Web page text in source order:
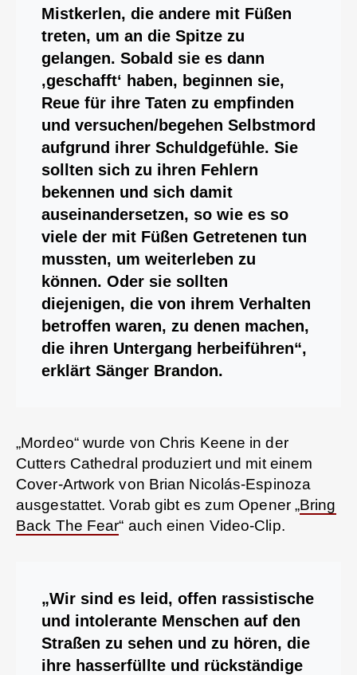
Mistkerlen, die andere mit Füßen
treten, um an die Spitze zu
gelangen. Sobald sie es dann
‚geschafft‘ haben, beginnen sie,
Reue für ihre Taten zu empfinden
und versuchen/begehen Selbstmord
aufgrund ihrer Schuldgefühle. Sie
sollten sich zu ihren Fehlern
bekennen und sich damit
auseinandersetzen, so wie es so
viele der mit Füßen Getretenen tun
mussten, um weiterleben zu
können. Oder sie sollten
diejenigen, die von ihrem Verhalten
betroffen waren, zu denen machen,
die ihren Untergang herbeiführen“,
erklärt Sänger Brandon.
„Mordeo“ wurde von Chris Keene in der
Cutters Cathedral produziert und mit einem
Cover-Artwork von Brian Nicolás-Espinoza
ausgestattet. Vorab gibt es zum Opener „Bring
Back The Fear“ auch einen Video-Clip.
„Wir sind es leid, offen rassistische
und intolerante Menschen auf den
Straßen zu sehen und zu hören, die
ihre hasserfüllte und rückständige